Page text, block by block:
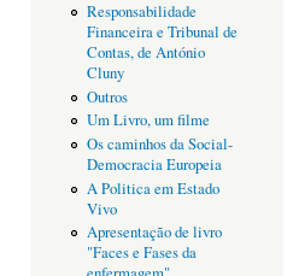
Responsabilidade
Financeira e Tribunal de
Contas, de António
Cluny
Outros
Um Livro, um filme
Os caminhos da Social-
Democracia Europeia
A Politica em Estado
Vivo
Apresentação de livro
"Faces e Fases da